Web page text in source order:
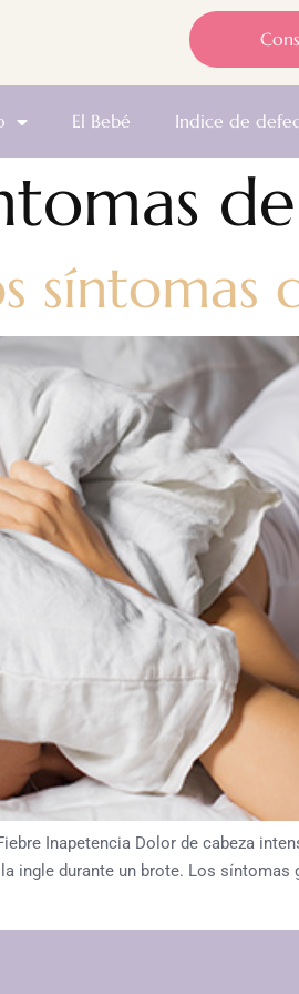
El Bebé Indice de
síntomas
Inapetencia Dolor de cabeza
ingle durante un brote. Los